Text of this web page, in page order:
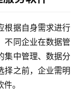
根据自身需求进行
不同企业在数据管
集中管理、数据分
择之前，企业需明
。